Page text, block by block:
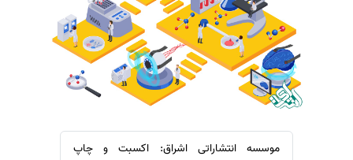
ترجمه عربی به فارسی
مشاهده همه زبان ها
سفارش ویرایش
سفارش پارافریز
سفارش فرمت‌بندی
سفارش کاهش کمیت
سفارش معرفی مقاله
موسسه انتشاراتی اشراق: اکسبت و چاپ